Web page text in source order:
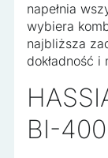
napełnia
wybiera
najbliższa
dokładność
BI-